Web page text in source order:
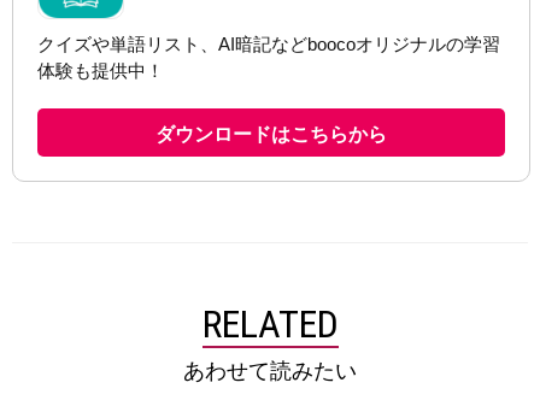
RELATED
あわせて読みたい